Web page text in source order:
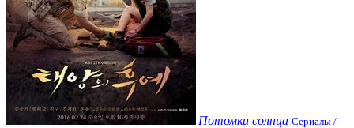
Потомки солнца Сериалы /